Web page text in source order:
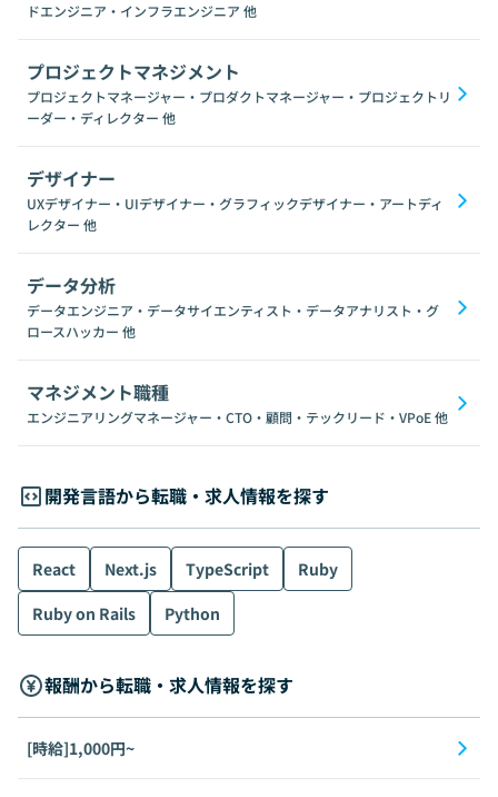
ドエンジニア・インフラエンジニア 他
プロジェクトマネジメント
プロジェクトマネージャー・プロダクトマネージャー・プロジェクトリ
ーダー・ディレクター 他
デザイナー
UXデザイナー・UIデザイナー・グラフィックデザイナー・アートディ
レクター 他
データ分析
データエンジニア・データサイエンティスト・データアナリスト・グ
ロースハッカー 他
マネジメント職種
エンジニアリングマネージャー・CTO・顧問・テックリード・VPoE他
開発言語から転職・求人情報を探す
React Next.js TypeScript
Ruby
Ruby on Rails
Python
報酬から転職・求人情報を探す
[時給]1,000円~